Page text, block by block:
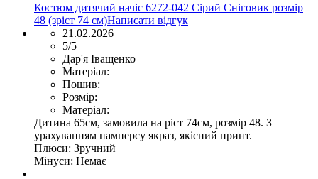
Костюм дитячий начіс 6272-042 Сірий Сніговик розмір
48 (зріст 74 см)Написати відгук
21.02.2026
5/5
Дар'я Іващенко
Матеріал:
Пошив:
Розмір:
Матеріал:
Дитина 65см, замовила на ріст 74см, розмір 48. З
урахуванням памперсу якраз, якісний принт.
Плюси: Зручний
Мінуси: Немає